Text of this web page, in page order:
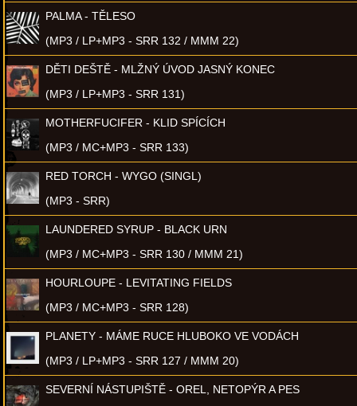
PALMA - TĚLESO
(MP3 / LP+MP3 - SRR 132 / MMM 22)
DĚTI DEŠTĚ - MLŽNÝ ÚVOD JASNÝ KONEC
(MP3 / LP+MP3 - SRR 131)
MOTHERFUCIFER - KLID SPÍCÍCH
(MP3 / MC+MP3 - SRR 133)
RED TORCH - WYGO (SINGL)
(MP3 - SRR)
LAUNDERED SYRUP - BLACK URN
(MP3 / MC+MP3 - SRR 130 / MMM 21)
HOURLOUPE - LEVITATING FIELDS
(MP3 / MC+MP3 - SRR 128)
PLANETY - MÁME RUCE HLUBOKO VE VODÁCH
(MP3 / LP+MP3 - SRR 127 / MMM 20)
SEVERNÍ NÁSTUPIŠTĚ - OREL, NETOPÝR A PES